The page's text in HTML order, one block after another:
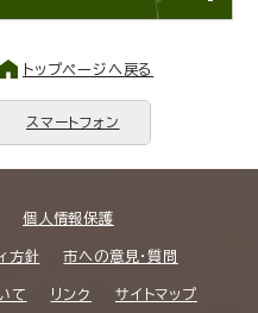
トップページへ戻る
スマートフォン
個人情報保護
方針 市への意見・質問
て リンク サイトマップ